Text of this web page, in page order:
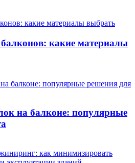
какие материалы
на балконе: популярные